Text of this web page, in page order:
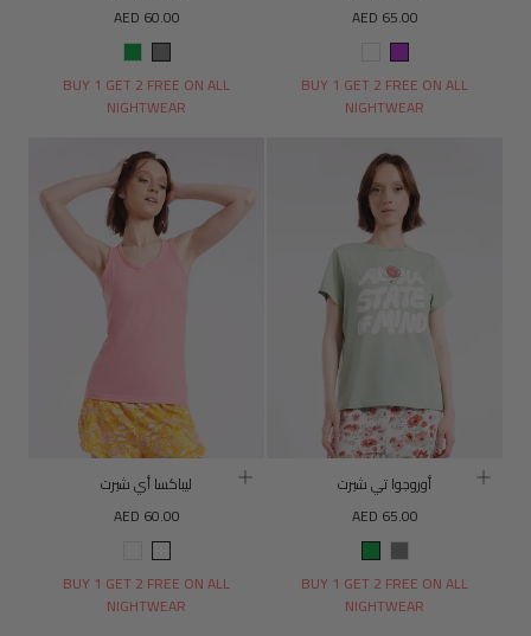
السعر
العادي
AED 65.00
أرجواني
لون
القرنفل
BUY 1 GET 2 FREE ON ALL
NIGHTWEAR
السعر
العادي
AED 60.00
رماديأخضر
BUY 1 GET 2 FREE ON ALL
NIGHTWEAR
أوروجوا تي شيرت
السعر
العادي
AED 65.00
رماديأخضر
BUY 1 GET 2 FREE ON ALL
NIGHTWEAR
ليباكسا أي شيرت
السعر
العادي
AED 60.00
البرتقالي
لون
القرنفل
BUY 1 GET 2 FREE ON ALL
NIGHTWEAR